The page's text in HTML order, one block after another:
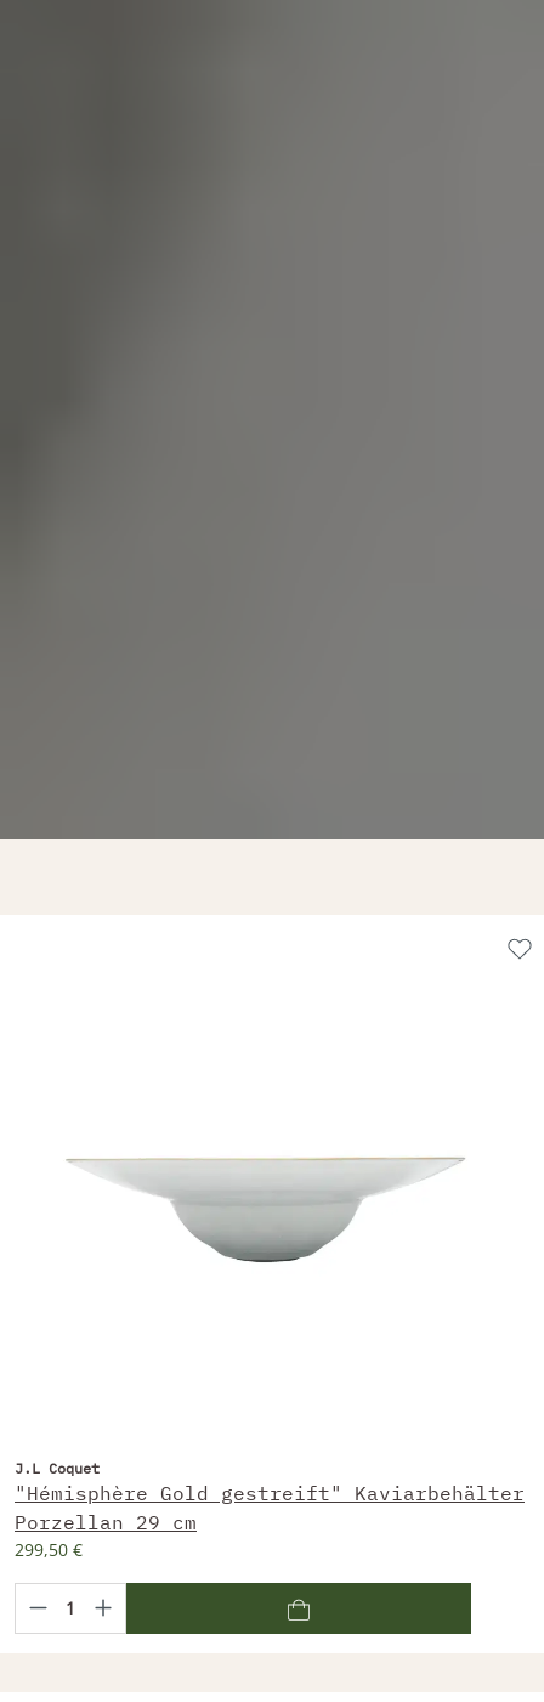
J.L Coquet
"Hémisphère Gold gestreift" Kaviarbehälter
Porzellan 29 cm
299,50 €